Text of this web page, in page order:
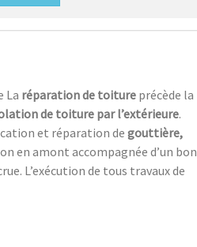
La réparation de toiture précède la
de toiturepar l’extérieure.
et réparation de gouttière,
en amont accompagnée d’un bon
L’exécution de tous travaux de